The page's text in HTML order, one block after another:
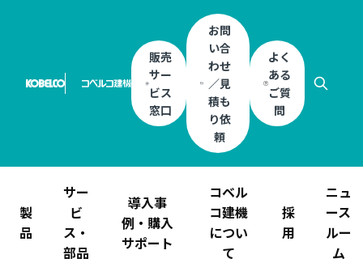
販売
サー
ビス
窓口
お問
い合
わせ
／見
積も
り依
頼
よく
ある
ご質
問
製
品
サー
ビ
ス・
部品
導入事
例・購入
サポート
コベル
コ建機
につい
て
採
用
ニュ
ース
ルー
ム